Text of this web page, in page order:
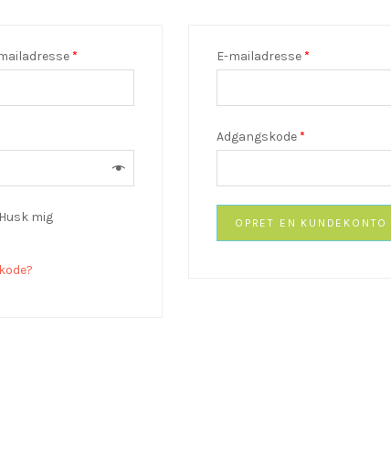
*
Husk mig
E-mailadresse*
Adgangskode*
OPRET EN KUNDEKONTO